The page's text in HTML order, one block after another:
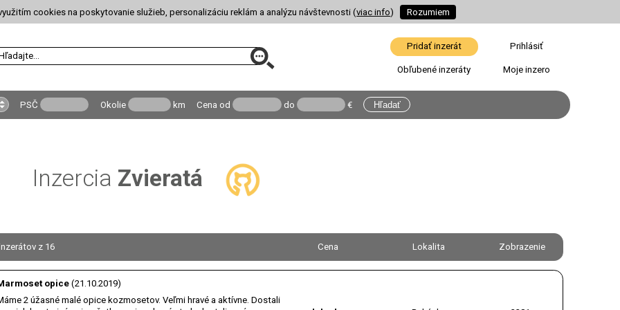
cookies na poskytovanie služieb, personalizáciu reklám a analýzu návštevnosti (viac info) Rozumiem
Pridať inzerát Prihlásiť
Obľubené inzeráty Moje inzero
PSČ Okolie km Cena od do €
Inzercia Zvieratá
z 16 Cena Lokalita Zobrazenie
opice (21.10.2019)
2 úžasné malé opice kozmosetov. Veľmi hravé a aktívne. Dostali